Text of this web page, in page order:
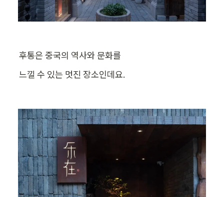
후통은 중국의 역사와 문화를
느낄 수 있는 멋진 장소인데요.